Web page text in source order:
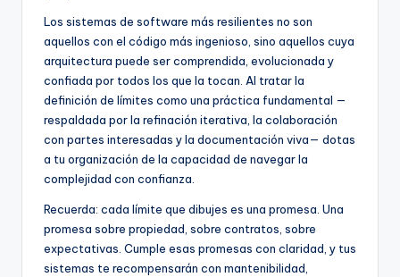
Los sistemas de software más resilientes no son
aquellos con el código más ingenioso, sino aquellos cuya
arquitectura puede ser comprendida, evolucionada y
confiada por todos los que la tocan. Al tratar la
definición de límites como una práctica fundamental —
respaldada por la refinación iterativa, la colaboración
con partes interesadas y la documentación viva— dotas
a tu organización de la capacidad de navegar la
complejidad con confianza.
Recuerda: cada límite que dibujes es una promesa. Una
promesa sobre propiedad, sobre contratos, sobre
expectativas. Cumple esas promesas con claridad, y tus
sistemas te recompensarán con mantenibilidad,